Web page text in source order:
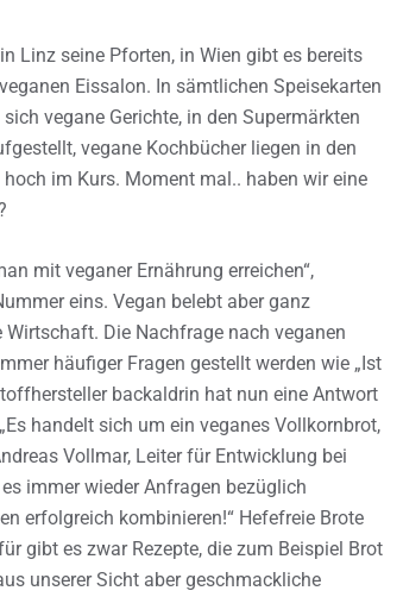
Linz seine Pforten, in Wien gibt es bereits
Eissalon. In sämtlichen Speisekarten
vegane Gerichte, in den Supermärkten
vegane Kochbücher liegen in den
im Kurs. Moment mal.. haben wir eine
mit veganer Ernährung erreichen“,
eins. Vegan belebt aber ganz
Die Nachfrage nach veganen
häufiger Fragen gestellt werden wie „Ist
backaldrin hat nun eine Antwort
handelt sich um ein veganes Vollkornbrot,
Vollmar, Leiter für Entwicklung bei
immer wieder Anfragen bezüglich
erfolgreich kombinieren!“ Hefefreie Brote
gibt es zwar Rezepte, die zum Beispiel Brot
unserer Sicht aber geschmackliche